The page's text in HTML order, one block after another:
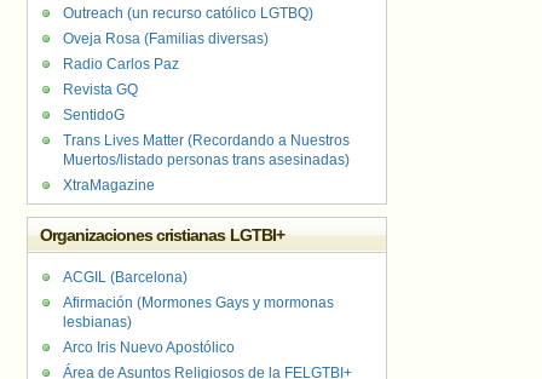
Outreach (un recurso católico LGTBQ)
Oveja Rosa (Familias diversas)
Radio Carlos Paz
Revista GQ
SentidoG
Trans Lives Matter (Recordando a Nuestros
Muertos/listado personas trans asesinadas)
XtraMagazine
Organizaciones cristianas LGTBI+
ACGIL (Barcelona)
Afirmación (Mormones Gays y mormonas
lesbianas)
Arco Iris Nuevo Apostólico
Área de Asuntos Religiosos de la FELGTBI+